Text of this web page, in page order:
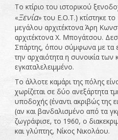
Το κτίριο του ιστορικού
«Ξενία» του Ε.Ο.Τ.) κτίστηκε
μεγάλου αρχιτέκτονα Άρη
αρχιτέκτονα Χ. Μπογάτσου.
Σπάρτης, όπου σύμφωνα με τα
την αρχαιότητα η συνοικία των
εγκαταλελειμμένο.
Το άλλοτε καμάρι της πόλης
χωρίζεται σε δύο ανεξάρτητα
υποδοχής (έναντι ακριβώς της
(αν και βανδαλισμένο από τα
ζωγράφισε, το 1960, ο
και γλύπτης, Νίκος Νικολάου.